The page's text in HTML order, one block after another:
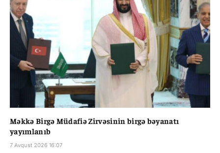
Məkkə Birgə Müdafiə Zirvəsinin birgə bəyanatı
yayımlanıb
7 Avqust 2026 16:07